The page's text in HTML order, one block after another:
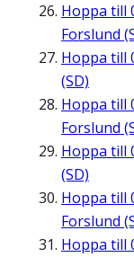
Hoppa till
Forslund
Hoppa till
(SD)
Hoppa till
Forslund
Hoppa till
(SD)
Hoppa till
Forslund
Hoppa till